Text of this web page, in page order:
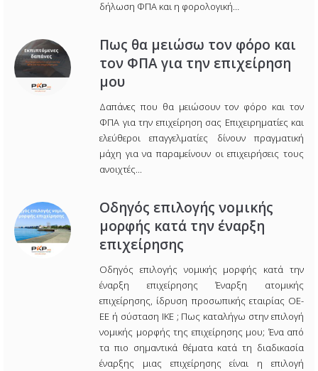
δήλωση ΦΠΑ και η φορολογική…
Πως θα μειώσω τον φόρο και
τον ΦΠΑ για την επιχείρηση
μου
Δαπάνες που θα μειώσουν τον φόρο και τον
ΦΠΑ για την επιχείρηση σας Επιχειρηματίες και
ελεύθεροι επαγγελματίες δίνουν πραγματική
μάχη για να παραμείνουν οι επιχειρήσεις τους
ανοιχτές...
Οδηγός επιλογής νομικής
μορφής κατά την έναρξη
επιχείρησης
Οδηγός επιλογής νομικής μορφής κατά την
έναρξη επιχείρησης Έναρξη ατομικής
επιχείρησης, ίδρυση προσωπικής εταιρίας ΟΕ-
ΕΕ ή σύσταση ΙΚΕ ; Πως καταλήγω στην επιλογή
νομικής μορφής της επιχείρησης μου; Ένα από
τα πιο σημαντικά θέματα κατά τη διαδικασία
έναρξης μιας επιχείρησης είναι η επιλογή